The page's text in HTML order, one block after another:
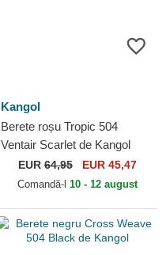
Kangol
Berete roșu Tropic 504
Ventair Scarlet de Kangol
EUR 64,95 EUR 45,47
Comandă-l 10 - 12 august